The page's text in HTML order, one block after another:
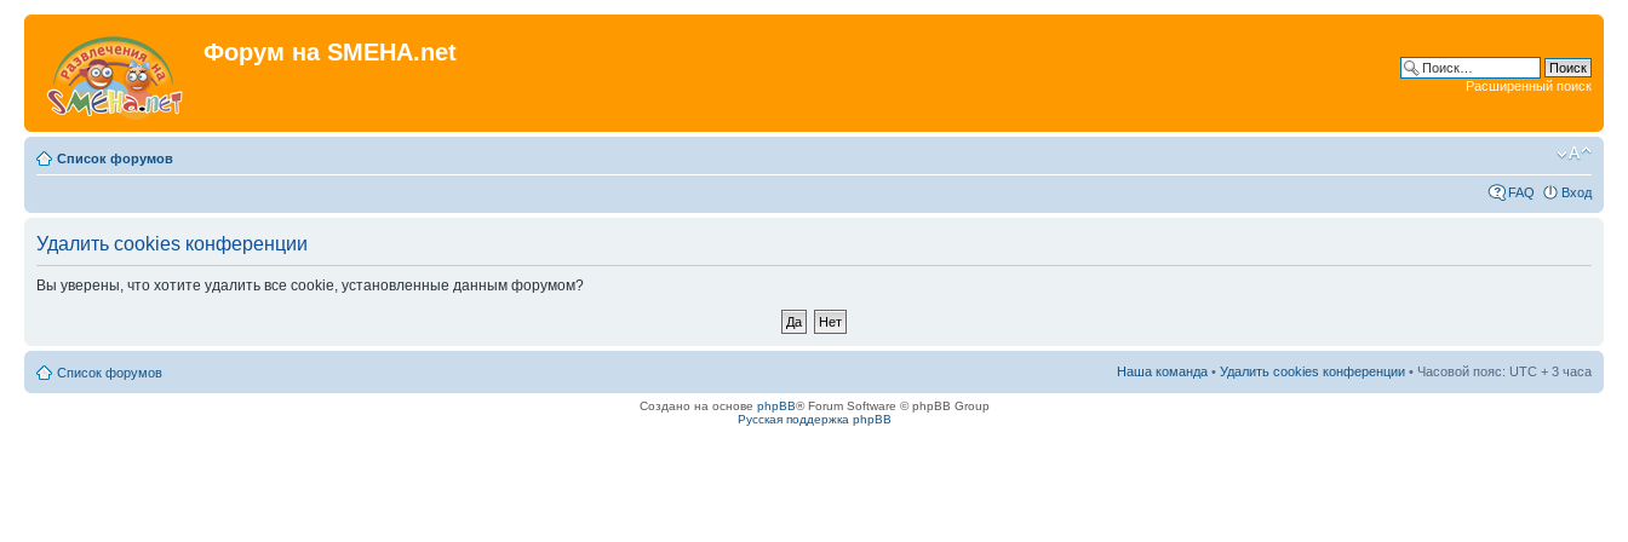
Форум на SMEHA.net
Расширенный поиск
Список форумов
FAQ Вход
Удалить cookies конференции
Вы уверены, что хотите удалить все cookie, установленные данным форумом?
Список форумов Наша команда • Удалить cookies конференции • Часовой пояс: UTC + 3 часа
Создано на основе phpBB® Forum Software © phpBB Group
Русская поддержка phpBB